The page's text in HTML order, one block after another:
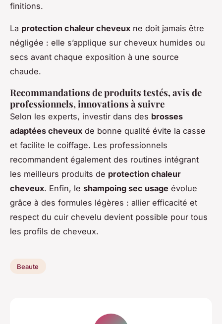
finitions.
La protection chaleur cheveux ne doit jamais être
négligée : elle s’applique sur cheveux humides ou
secs avant chaque exposition à une source
chaude.
Recommandations de produits testés, avis de
professionnels, innovations à suivre
Selon les experts, investir dans des brosses
adaptées cheveux de bonne qualité évite la casse
et facilite le coiffage. Les professionnels
recommandent également des routines intégrant
les meilleurs produits de protection chaleur
cheveux. Enfin, le shampoing sec usage évolue
grâce à des formules légères : allier efficacité et
respect du cuir chevelu devient possible pour tous
les profils de cheveux.
Beaute